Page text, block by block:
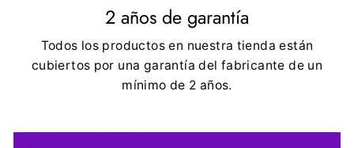
2 años de garantía
Todos los productos en nuestra tienda están
cubiertos por una garantía del fabricante de un
mínimo de 2 años.